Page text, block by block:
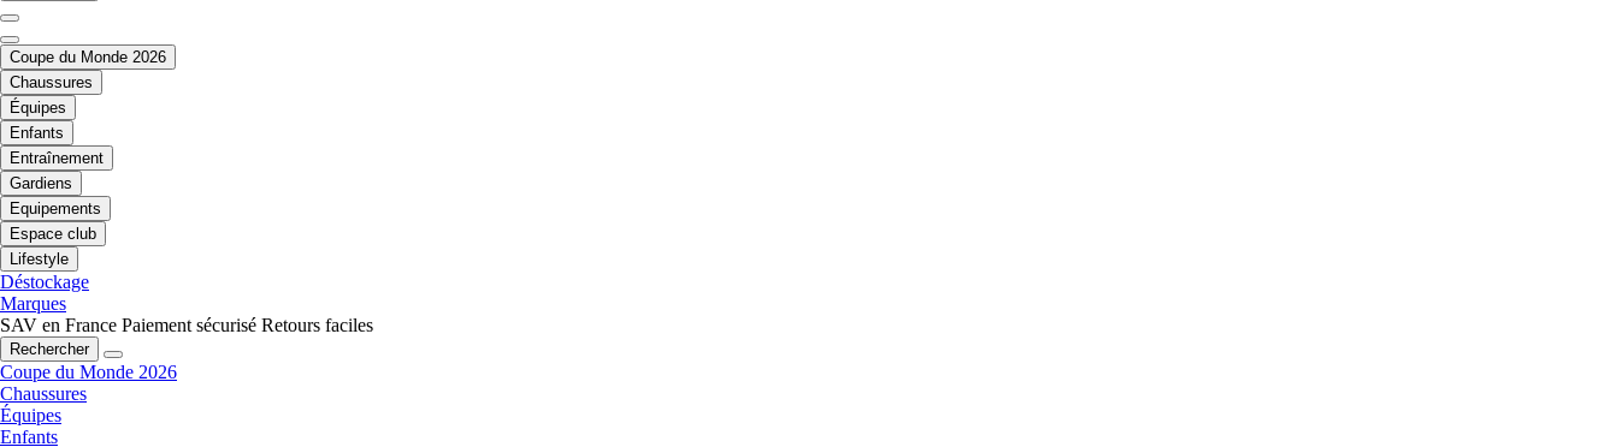
Coupe du Monde 2026
Chaussures
Équipes
Enfants
Entraînement
Gardiens
Equipements
Espace club
Lifestyle
Déstockage
Marques
SAV en France Paiement sécurisé Retours faciles
Rechercher
Coupe du Monde 2026
Chaussures
Équipes
Enfants